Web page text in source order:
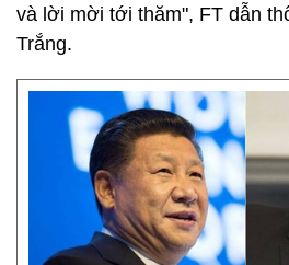
và lời mời tới thăm", FT dẫn
Trắng.